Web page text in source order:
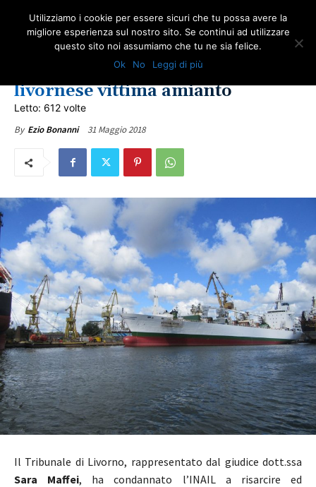
NEWS AMIANTO
Giustizia per un lavoratore
livornese vittima amianto
Letto: 612 volte
By Ezio Bonanni 31 Maggio 2018
Il Tribunale di Livorno, rappresentato dal giudice dott.ssa
Sara Maffei, ha condannato l’INAIL a risarcire ed
Utilizziamo i cookie per essere sicuri che tu possa avere la
migliore esperienza sul nostro sito. Se continui ad utilizzare
questo sito noi assumiamo che tu ne sia felice.
Ok
No Leggi di più